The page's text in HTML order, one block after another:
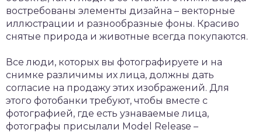
востребованы элементы дизайна – векторные
иллюстрации и разнообразные фоны. Красиво
снятые природа и животные всегда покупаются.
Все люди, которых вы фотографируете и на
снимке различимы их лица, должны дать
согласие на продажу этих изображений. Для
этого фотобанки требуют, чтобы вместе с
фотографией, где есть узнаваемые лица,
фотографы присылали Model Release –